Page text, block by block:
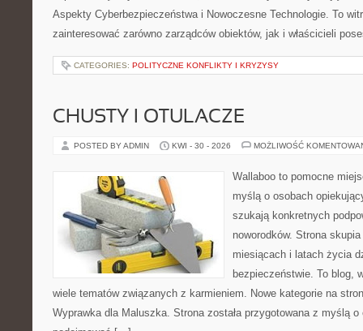
Aspekty Cyberbezpieczeństwa i Nowoczesne Technologie. To
zainteresować zarówno zarządców obiektów, jak i właścicieli
CATEGORIES: POLITYCZNE KONFLIKTY I KRYZYSY
CHUSTY I OTULACZE
POSTED BY ADMIN KWI - 30 - 2026 MOŻLIWOŚĆ
Wallaboo to pomocne
myślą o osobach
szukają konkretnych
noworodków. Strona
miesiącach i latach życia
bezpieczeństwie. To blog,
wiele tematów związanych z karmieniem. Nowe kategorie na
Wyprawka dla Maluszka. Strona została przygotowana z myślą